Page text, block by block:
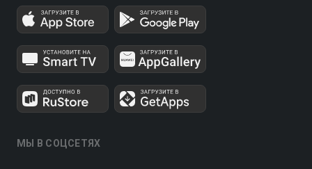
МЫ В СОЦСЕТЯХ